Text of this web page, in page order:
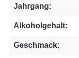
Jahrgang:
Alkoholgehalt:
Geschmack: